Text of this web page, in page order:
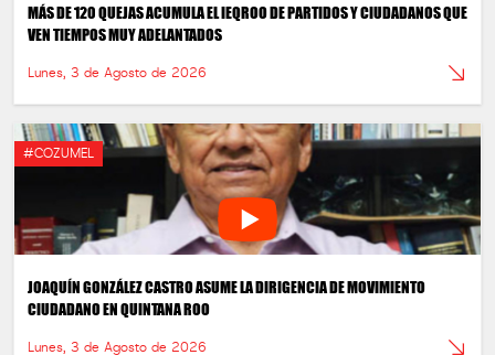
MÁS DE 120 QUEJAS ACUMULA EL IEQROO DE PARTIDOS Y CIUDADANOS QUE
VEN TIEMPOS MUY ADELANTADOS
Lunes, 3 de Agosto de 2026
#COZUMEL
JOAQUÍN GONZÁLEZ CASTRO ASUME LA DIRIGENCIA DE MOVIMIENTO
CIUDADANO EN QUINTANA ROO
Lunes, 3 de Agosto de 2026